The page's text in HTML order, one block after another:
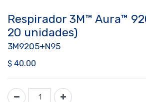
Respirador 3M™ Aura™
20 unidades)
3M9205+N95
$ 40.00